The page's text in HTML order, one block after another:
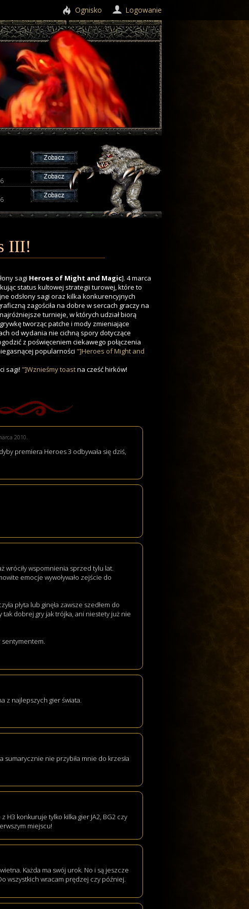
Zobacz
Zobacz
Zobacz
III!
sagi Heroes of Might and Magic]. 4 marca
status kultowej strategii turowej, które to
odsłony sagi oraz kilka konkurencyjnych
zagościła na dobre w sercach graczy na
turnieje, w których udział biorą
tworząc patche i mody zmieniające
od wydania nie cichną spory dotyczące
z poświęceniem ciekawego połączenia
popularności "]Heroes of Might and
sagi! "]Wznieśmy toastna cześćhirków!
2010.
premiera Heroes 3 odbywała się dziś,
wróciły wspomnienia sprzed tylu lat.
emocje wywoływało zejście do
płyta lub ginęła zawsze szedłem do
tak dobrej gry jak trójka, ani niestety już nie
sentymentem.
z najlepszych gier świata.
sumarycznie nie przybiła mnie do krzesła
H3 konkuruje tylko kilka gier JA2, BG2 czy
miejscu!
Każda ma swój urok. No i są jeszcze
wszystkich wracam prędzej czy później.
Ognisko Logowanie